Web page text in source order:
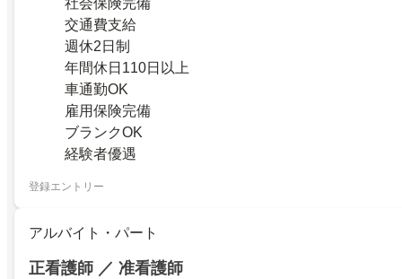
社会保険完備
交通費支給
週休2日制
年間休日110日以上
車通勤OK
雇用保険完備
ブランクOK
経験者優遇
登録エントリー
アルバイト・パート
正看護師 ／ 准看護師